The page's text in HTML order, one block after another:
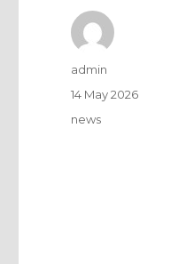
Author
admin
Posted
14 May 2026
Categories
news